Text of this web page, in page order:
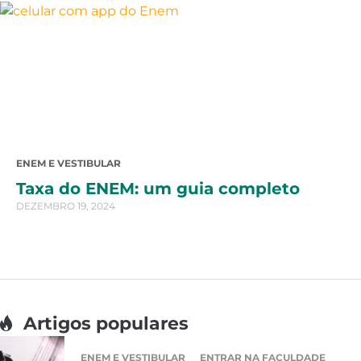
ENEM E VESTIBULAR
Taxa do ENEM: um guia completo
DEZEMBRO 19, 2024
Artigos populares
ENEM E VESTIBULAR ENTRAR NA FACULDADE